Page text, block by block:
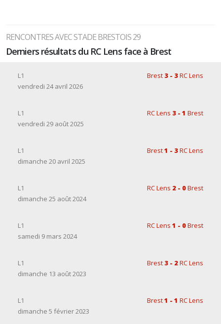
RENCONTRES AVEC STADE BRESTOIS 29
Derniers résultats du RC Lens face à Brest
L1 Brest 3 - 3RC Lens
vendredi 24 avril 2026
L1 RC Lens 3 - 1 Brest
vendredi 29 août 2025
L1 Brest1 - 3RC Lens
dimanche 20 avril 2025
L1 RC Lens 2 - 0Brest
dimanche 25 août 2024
L1 RC Lens 1 - 0Brest
samedi 9 mars 2024
L1 Brest 3 - 2RC Lens
dimanche 13 août 2023
L1 Brest1 - 1 RC Lens
dimanche 5 février 2023